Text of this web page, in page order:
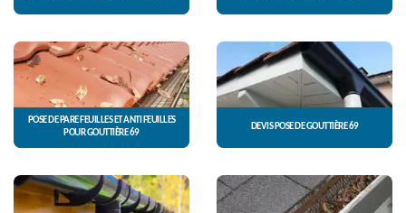
POSE DE PARE FEUILLES ET ANTI FEUILLES
POUR GOUTTIÈRE 69
DEVIS POSE DE GOUTTIÈRE 69